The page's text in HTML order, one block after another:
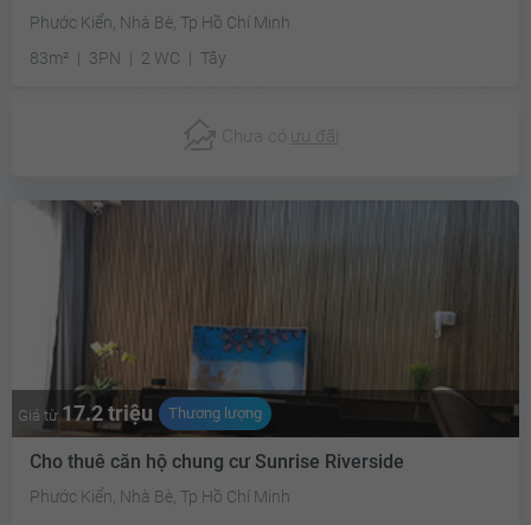
Phước Kiển, Nhà Bè, Tp Hồ Chí Minh
83m²
3PN 2 WC Tây
Chưa có ưu đãi
Giá từ 17.2 triệu Thương lượng
Cho thuê căn hộ chung cư Sunrise Riverside
Phước Kiển, Nhà Bè, Tp Hồ Chí Minh